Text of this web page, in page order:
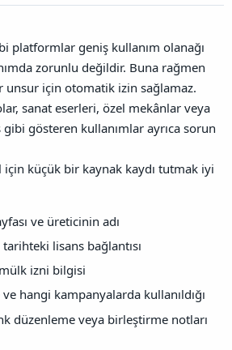
platformlar geniş kullanım olanağı
zorunlu değildir. Buna rağmen
unsur için otomatik izin sağlamaz.
sanat eserleri, özel mekânlar veya
gösteren kullanımlar ayrıca sorun
küçük bir kaynak kaydı tutmak iyi
ve üreticinin adı
lisans bağlantısı
izni bilgisi
hangi kampanyalarda kullanıldığı
düzenleme veya birleştirme notları